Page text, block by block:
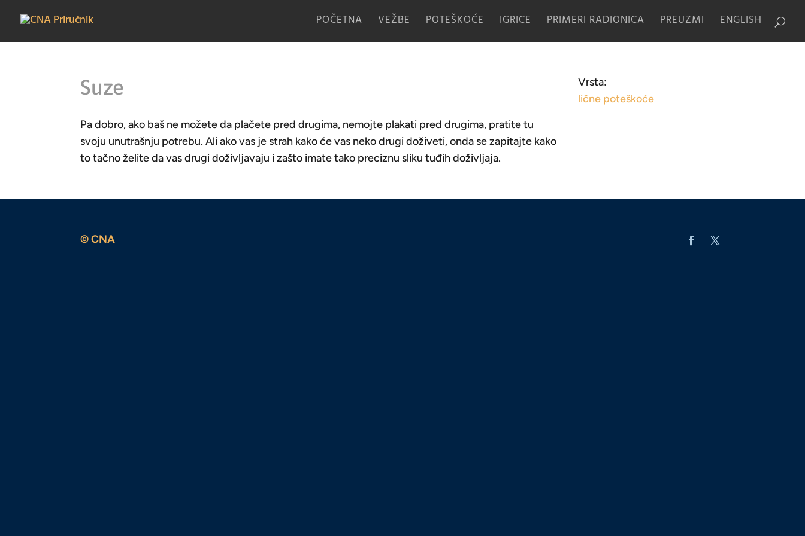
POČETNA VEŽBE POTEŠKOĆE IGRICE PRIMERI RADIONICA PREUZMI ENGLISH
Suze
Pa dobro, ako baš ne možete da plačete pred drugima, nemojte plakati pred drugima, pratite tu
svoju unutrašnju potrebu. Ali ako vas je strah kako će vas neko drugi doživeti, onda se zapitajte kako
to tačno želite da vas drugi doživljavaju i zašto imate tako preciznu sliku tuđih doživljaja.
Vrsta:
lične poteškoće
© CNA